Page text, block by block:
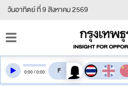
วันอาทิตย์ ที่ 9 สิงหาคม 2569
0:00/0:00 สลับเสียงอ่าน